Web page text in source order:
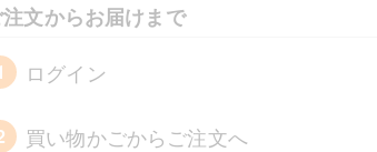
注文からお届けまで
ログイン
買い物かごからご注文へ